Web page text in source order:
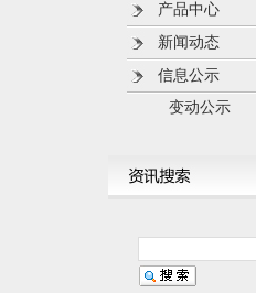
产品中心
新闻动态
信息公示
变动公示